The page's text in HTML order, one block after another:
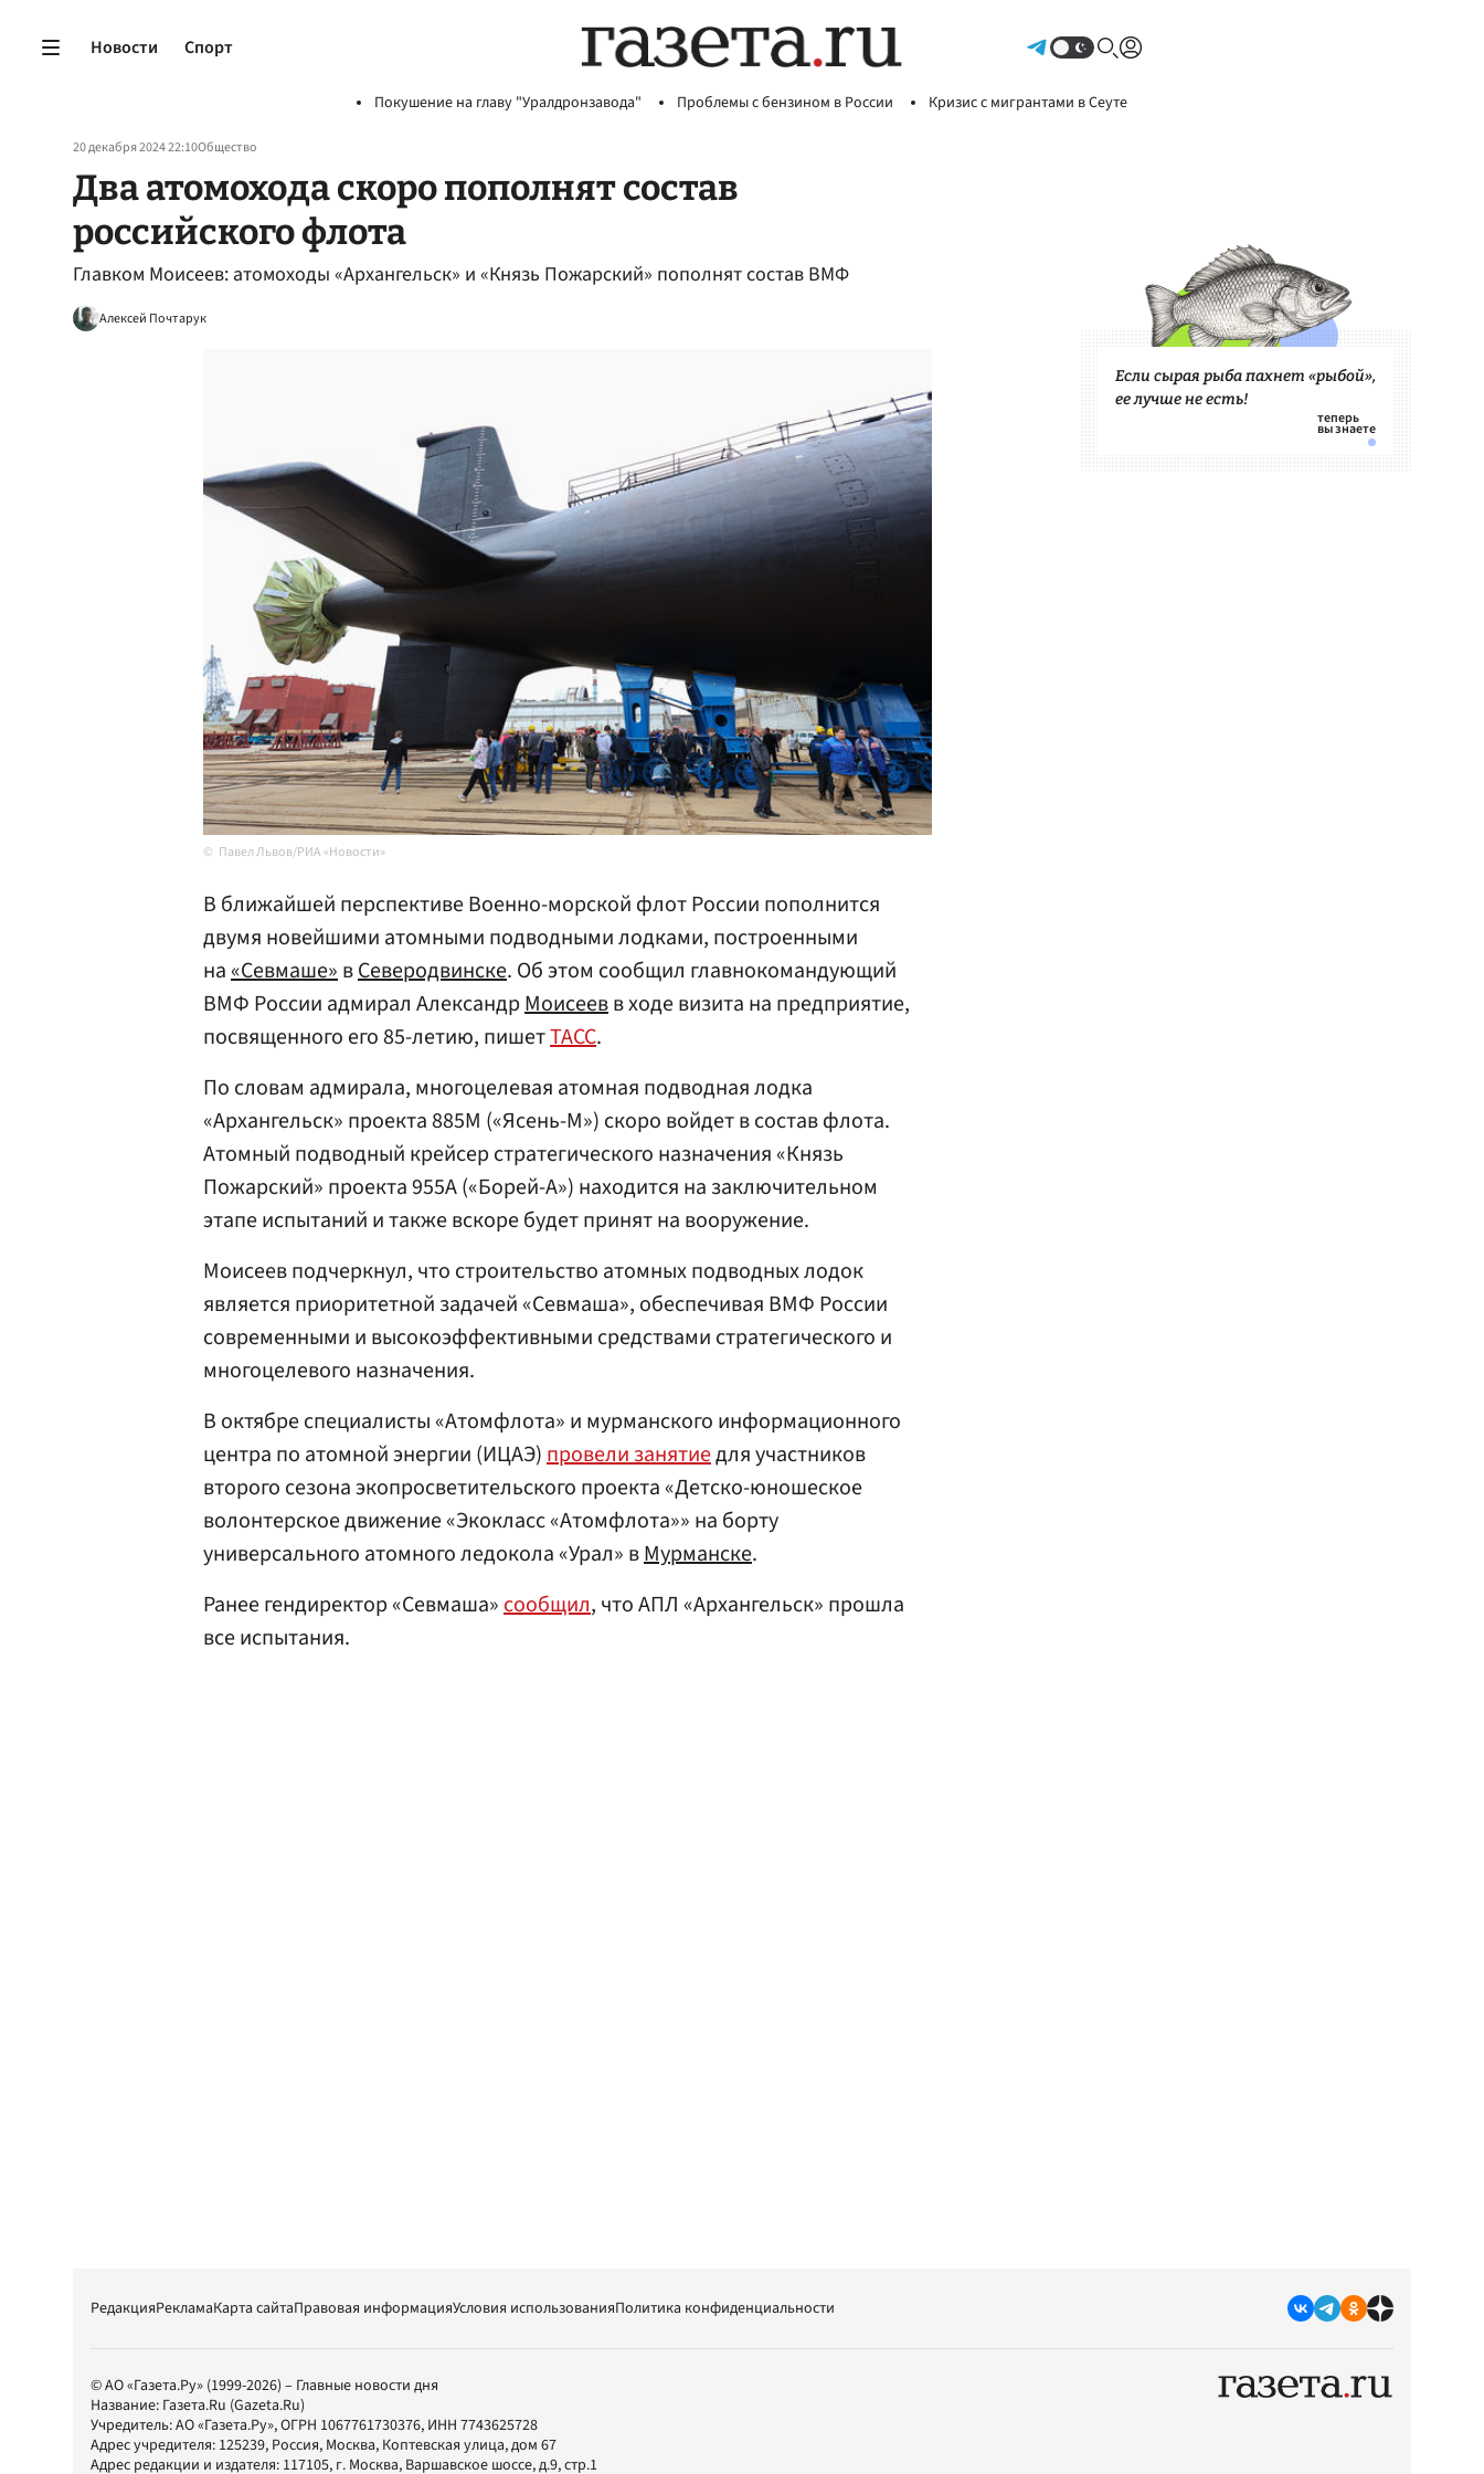
Новости Спорт
Покушение на главу "Уралдронзавода" Проблемы с бензином в России Кризис с мигрантами в Сеуте
20 декабря 2024 22:10Общество
Два атомохода скоро пополнят состав
российского флота
Главком Моисеев: атомоходы «Архангельск» и «Князь Пожарский» пополнят состав ВМФ
Алексей Почтарук
Павел Львов/РИА «Новости»
В ближайшей перспективе Военно-морской флот России пополнится
двумя новейшими атомными подводными лодками, построенными
на«Севмаше»вСеверодвинске. Об этом сообщил главнокомандующий
ВМФ России адмирал АлександрМоисеевв ходе визита на предприятие,
посвященного его 85-летию, пишетТАСС.
По словам адмирала, многоцелевая атомная подводная лодка
«Архангельск» проекта 885М («Ясень-М») скоро войдет в состав флота.
Атомный подводный крейсер стратегического назначения «Князь
Пожарский» проекта 955А («Борей-А») находится на заключительном
этапе испытаний и также вскоре будет принят на вооружение.
Моисеев подчеркнул, что строительство атомных подводных лодок
является приоритетной задачей «Севмаша», обеспечивая ВМФ России
современными и высокоэффективными средствами стратегического и
многоцелевого назначения.
В октябре специалисты «Атомфлота» и мурманского информационного
центра по атомной энергии (ИЦАЭ)провели занятиедля участников
второго сезона экопросветительского проекта «Детско-юношеское
волонтерское движение «Экокласс «Атомфлота»» на борту
универсального атомного ледокола «Урал» вМурманске.
Ранее гендиректор «Севмаша»сообщил, что АПЛ «Архангельск» прошла
все испытания.
Если сырая рыба пахнет «рыбой»,
ее лучше не есть!
РедакцияРекламаКарта сайтаПравовая информацияУсловия использованияПолитика конфиденциальности
© АО «Газета.Ру» (1999-2026) – Главные новости дня
Название: Газета.Ru (Gazeta.Ru)
Учредитель:АО «Газета.Ру», ОГРН 1067761730376, ИНН 7743625728
Адрес учредителя: 125239, Россия, Москва, Коптевская улица, дом 67
Адрес редакции и издателя: 117105, г. Москва, Варшавское шоссе, д.9, стр.1